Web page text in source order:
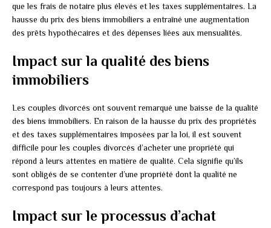
que les frais de notaire plus élevés et les taxes supplémentaires. La
hausse du prix des biens immobiliers a entraîné une augmentation
des prêts hypothécaires et des dépenses liées aux mensualités.
Impact sur la qualité des biens
immobiliers
Les couples divorcés ont souvent remarqué une baisse de la qualité
des biens immobiliers. En raison de la hausse du prix des propriétés
et des taxes supplémentaires imposées par la loi, il est souvent
difficile pour les couples divorcés d’acheter une propriété qui
répond à leurs attentes en matière de qualité. Cela signifie qu’ils
sont obligés de se contenter d’une propriété dont la qualité ne
correspond pas toujours à leurs attentes.
Impact sur le processus d’achat